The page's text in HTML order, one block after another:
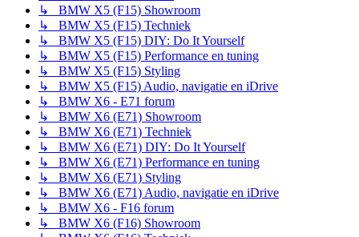
↳ BMW X5 (F15) Showroom
↳ BMW X5 (F15) Techniek
↳ BMW X5 (F15) DIY: Do It Yourself
↳ BMW X5 (F15) Performance en tuning
↳ BMW X5 (F15) Styling
↳ BMW X5 (F15) Audio, navigatie en iDrive
↳ BMW X6 - E71 forum
↳ BMW X6 (E71) Showroom
↳ BMW X6 (E71) Techniek
↳ BMW X6 (E71) DIY: Do It Yourself
↳ BMW X6 (E71) Performance en tuning
↳ BMW X6 (E71) Styling
↳ BMW X6 (E71) Audio, navigatie en iDrive
↳ BMW X6 - F16 forum
↳ BMW X6 (F16) Showroom